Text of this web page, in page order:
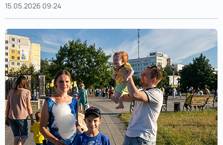
15.05.2026 09:24